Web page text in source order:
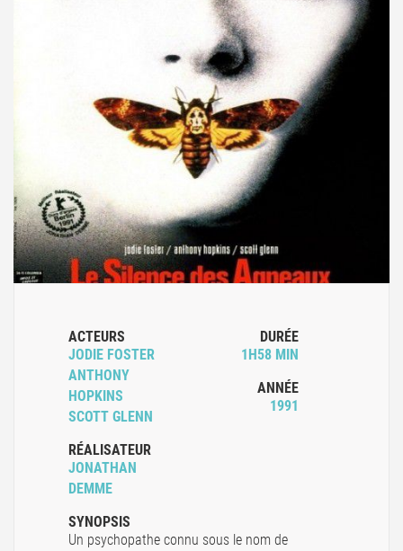
ACTEURS
JODIE FOSTER
ANTHONY
HOPKINS
SCOTT GLENN
RÉALISATEUR
JONATHAN
DEMME
DURÉE
1H58 MIN
ANNÉE
1991
SYNOPSIS
Un psychopathe connu sous le nom de